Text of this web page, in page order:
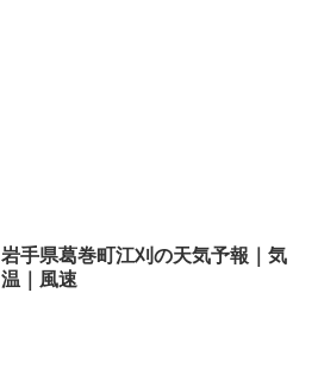
岩手県葛巻町江刈の天気予報｜気
温｜風速